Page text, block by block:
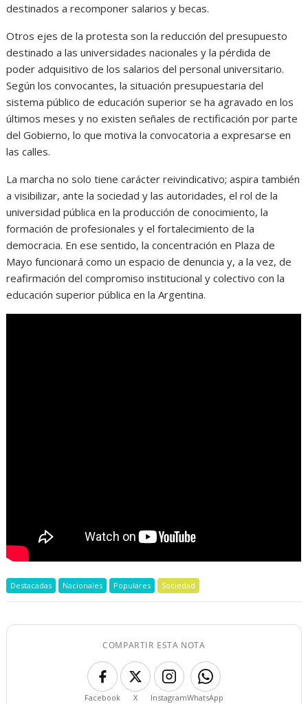
destinados a recomponer salarios y becas.
Otros ejes de la protesta son la reducción del presupuesto
destinado a las universidades nacionales y la pérdida de
poder adquisitivo de los salarios del personal universitario.
Según los convocantes, la situación presupuestaria del
sistema público de educación superior se ha agravado en los
últimos meses y no existen señales de rectificación por parte
del Gobierno, lo que motiva la convocatoria a expresarse en
las calles.
La marcha no solo tiene carácter reivindicativo; aspira también
a visibilizar, ante la sociedad y las autoridades, el rol de la
universidad pública en la producción de conocimiento, la
formación de profesionales y el fortalecimiento de la
democracia. En ese sentido, la concentración en Plaza de
Mayo funcionará como un espacio de denuncia y, a la vez, de
reafirmación del compromiso institucional y colectivo con la
educación superior pública en la Argentina.
Destacadas Nacionales Populares Sociedad
COMPARTIR ESTA NOTA
Facebook X InstagramWhatsApp